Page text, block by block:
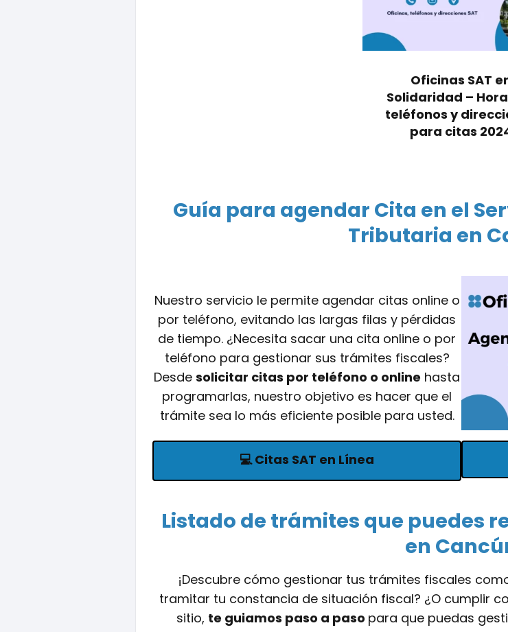
Oficinas SAT
Solidaridad –
teléfonos y
para citas
Guía para agendar Cita en el
Tributaria en
Nuestro servicio le permite agendar citas online o
por teléfono, evitando las largas filas y pérdidas
de tiempo. ¿Necesita sacar una cita online o por
teléfono para gestionar sus trámites fiscales?
Desde solicitar citas por teléfono o online hasta
programarlas, nuestro objetivo es hacer que el
trámite sea lo más eficiente posible para usted.
💻Citas SAT en Línea
Listado de trámites que puedes
en
¡Descubre cómo gestionar tus trámites fiscales
tramitar tu constancia de situación fiscal? ¿O cumplir
sitio, te guiamos paso a paso para que puedas